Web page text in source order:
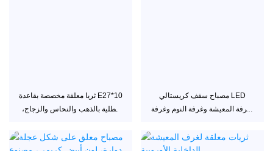
ثريا معلقة مخصصة بقاعدة E27*10
مطلية بالذهب والنحاس والزجاج،
مصباح سقف كريستالي LED
لغرفة المعيشة وغرفة النوم وغرفة